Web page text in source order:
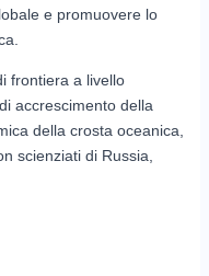
e promuovere lo
frontiera a livello
accrescimento della
della crosta oceanica,
scienziati di Russia,